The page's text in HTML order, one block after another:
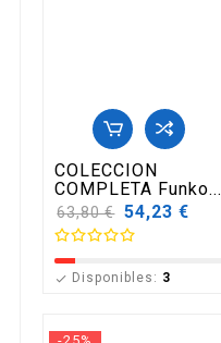
COLECCION
COMPLETA Funko...
Precio
base
63,80 € 54,23 €
 Disponibles: 3